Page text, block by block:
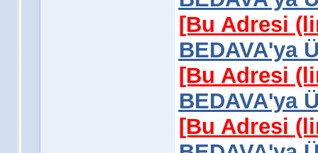
[Bu Adresi
BEDAVA'ya
[Bu Adresi
BEDAVA'ya
[Bu Adresi